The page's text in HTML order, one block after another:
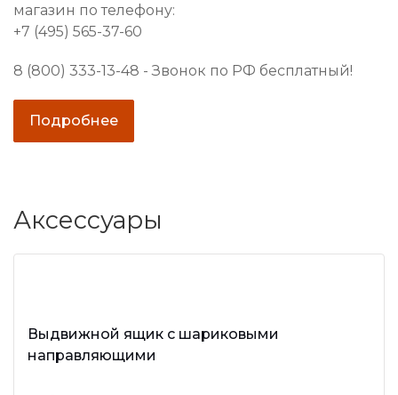
магазин по телефону:
+7 (495) 565-37-60
8 (800) 333-13-48 - Звонок по РФ бесплатный!
Подробнее
Аксессуары
Выдвижной ящик с шариковыми
направляющими